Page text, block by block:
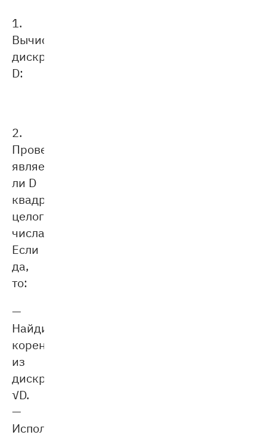
1.
Вычислите
дискриминант
D:
2.
Проверьте,
является
ли D
квадратом
целого
числа.
Если
да,
то:
—
Найдите
корень
из
диcкриминанта:
√D​.
—
Используйте